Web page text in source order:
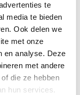
te
media te bieden
Ook delen we
met onze
en analyse. Deze
met andere
die ze hebben
hun services.
blijven
tasten. Er is
hoeven
wilt verzenden of
geschikt.”
opgericht en